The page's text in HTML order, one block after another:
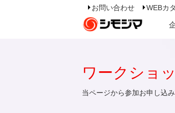
お問い合わせ WEBカ
ワークショ
当ページから参加お申し込み